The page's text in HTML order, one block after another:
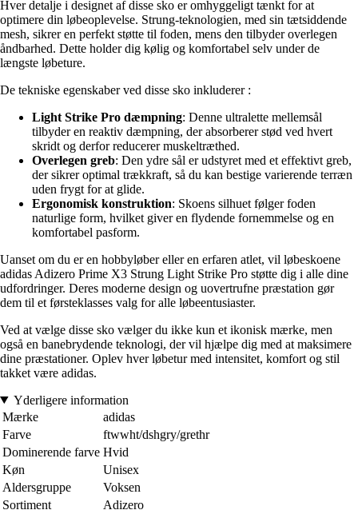
Hver detalje i designet af disse sko er omhyggeligt tænkt for at
optimere din løbeoplevelse. Strung-teknologien, med sin tætsiddende
mesh, sikrer en perfekt støtte til foden, mens den tilbyder overlegen
åndbarhed. Dette holder dig kølig og komfortabel selv under de
længste løbeture.
De tekniske egenskaber ved disse sko inkluderer :
Light Strike Pro dæmpning: Denne ultralette mellemsål
tilbyder en reaktiv dæmpning, der absorberer stød ved hvert
skridt og derfor reducerer muskeltræthed.
Overlegen greb: Den ydre sål er udstyret med et effektivt greb,
der sikrer optimal trækkraft, så du kan bestige varierende terræn
uden frygt for at glide.
Ergonomisk konstruktion: Skoens silhuet følger foden
naturlige form, hvilket giver en flydende fornemmelse og en
komfortabel pasform.
Uanset om du er en hobbyløber eller en erfaren atlet, vil løbeskoene
adidas Adizero Prime X3 Strung Light Strike Pro støtte dig i alle dine
udfordringer. Deres moderne design og uovertrufne præstation gør
dem til et førsteklasses valg for alle løbeentusiaster.
Ved at vælge disse sko vælger du ikke kun et ikonisk mærke, men
også en banebrydende teknologi, der vil hjælpe dig med at maksimere
dine præstationer. Oplev hver løbetur med intensitet, komfort og stil
takket være adidas.
Yderligere information
Mærke
adidas
Farve
ftwwht/dshgry/grethr
Dominerende farve Hvid
Køn
Unisex
Aldersgruppe
Voksen
Sortiment
Adizero